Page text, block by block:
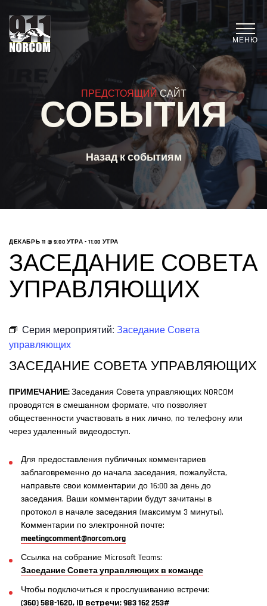
МЕНЮ
ПРЕДСТОЯЩИЙСАЙТ
СОБЫТИЯ
Назад к событиям
ДЕКАБРЬ 11 @ 9:00 УТРА -11:00 УТРА
ЗАСЕДАНИЕ СОВЕТА
УПРАВЛЯЮЩИХ
Серия мероприятий: Заседание Совета
управляющих
ЗАСЕДАНИЕ СОВЕТА УПРАВЛЯЮЩИХ
ПРИМЕЧАНИЕ: Заседания Совета управляющих NORCOM
проводятся в смешанном формате, что позволяет
общественности участвовать в них лично, по телефону или
через удаленный видеодоступ.
Для предоставления публичных комментариев
заблаговременно до начала заседания, пожалуйста,
направьте свои комментарии до 16:00 за день до
заседания. Ваши комментарии будут зачитаны в
протокол в начале заседания (максимум 3 минуты).
Комментарии по электронной почте:
meetingcomment@norcom.org
Ссылка на собрание Microsoft Teams:
Заседание Совета управляющих в команде
Чтобы подключиться к прослушиванию встречи:
(360) 588-1620, ID встречи: 983 162 253#